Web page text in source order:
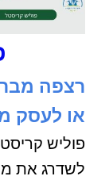
רצפה
או לעסק
פוליש
לשדרג את